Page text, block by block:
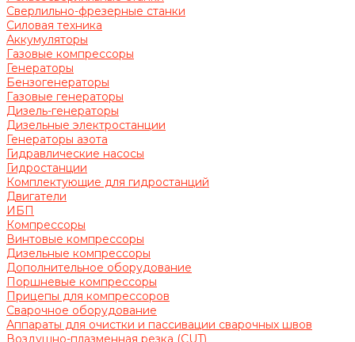
Сверлильно-фрезерные станки
Силовая техника
Аккумуляторы
Газовые компрессоры
Генераторы
Бензогенераторы
Газовые генераторы
Дизель-генераторы
Дизельные электростанции
Генераторы азота
Гидравлические насосы
Гидростанции
Комплектующие для гидростанций
Двигатели
ИБП
Компрессоры
Винтовые компрессоры
Дизельные компрессоры
Дополнительное оборудование
Поршневые компрессоры
Прицепы для компрессоров
Сварочное оборудование
Аппараты для очистки и пассивации сварочных швов
Воздушно-плазменная резка (CUT)